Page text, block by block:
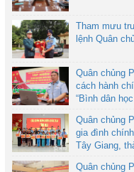
Tham mưu
lệnh Quân
Quân chủng
cách hành
“Bình dân
Quân chủng
gia đình
Tây Giang,
Quân chủng